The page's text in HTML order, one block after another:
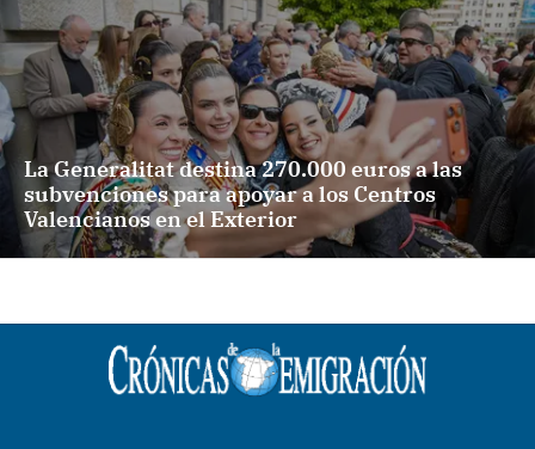
La Generalitat destina 270.000 euros a las
subvenciones para apoyar a los Centros
Valencianos en el Exterior